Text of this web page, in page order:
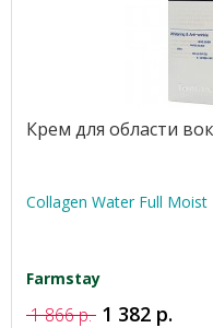
Крем для области
Collagen Water Full Moist
Farmstay
1 866 р. 1 382 р.